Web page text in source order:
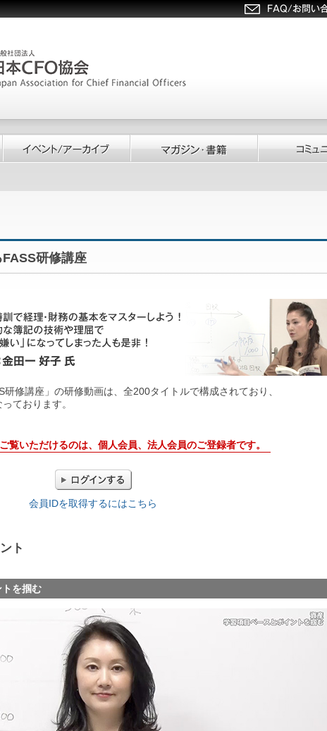
研修講座
研修講座」の研修動画は、全200タイトルで構成されており、
ております。
覧いただけるのは、個人会員、法人会員のご登録者です。
会員IDを取得するにはこちら
ト
を掴む